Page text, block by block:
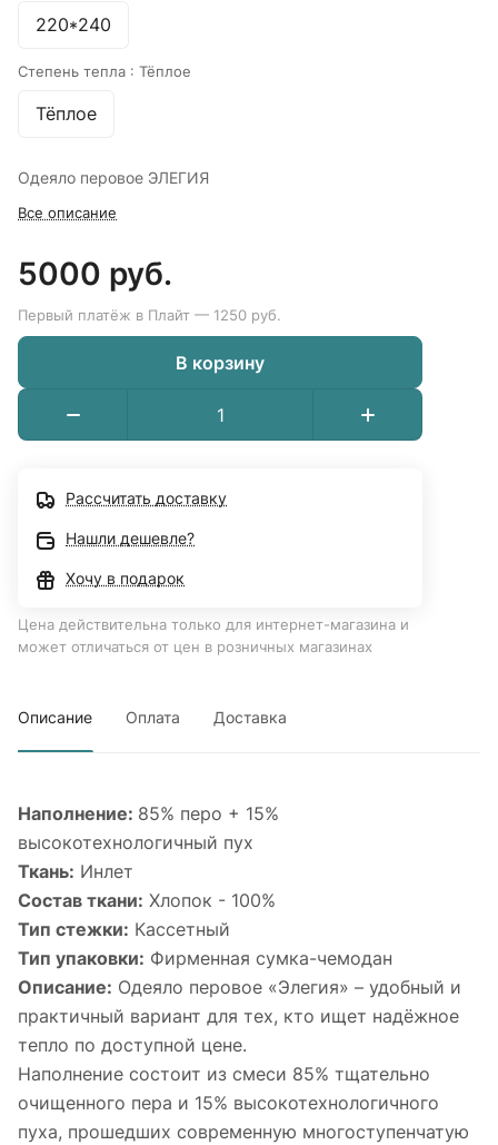
220*240
Степень тепла : Тёплое
Тёплое
Одеяло перовое ЭЛЕГИЯ
Все описание
5000 руб.
Первый платёж в Плайт — 1250 руб.
В корзину
Рассчитать доставку
Нашли дешевле?
Хочу в подарок
Цена действительна только для интернет-магазина и
может отличаться от цен в розничных магазинах
Описание Оплата Доставка
Наполнение: 85% перо + 15%
высокотехнологичный пух
Ткань: Инлет
Состав ткани: Хлопок - 100%
Тип стежки: Кассетный
Тип упаковки: Фирменная сумка-чемодан
Описание: Одеяло перовое «Элегия» – удобный и
практичный вариант для тех, кто ищет надёжное
тепло по доступной цене.
Наполнение состоит из смеси 85% тщательно
очищенного пера и 15% высокотехнологичного
пуха, прошедших современную многоступенчатую